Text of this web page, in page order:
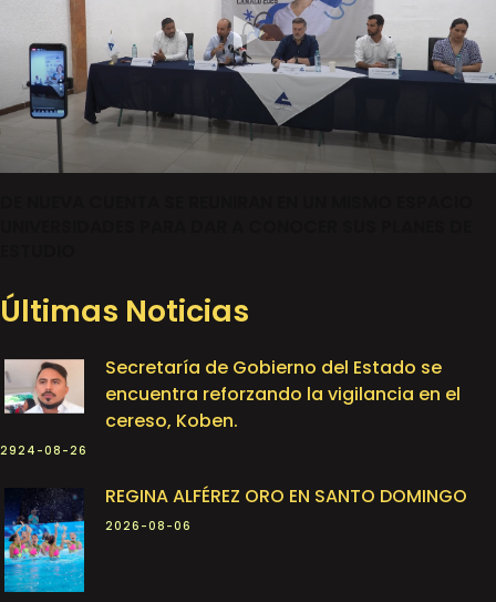
Últimas Noticias
Secretaría de Gobierno del Estado se
encuentra reforzando la vigilancia en el
cereso, Koben.
2924-08-26
REGINA ALFÉREZ ORO EN SANTO DOMINGO
2026-08-06